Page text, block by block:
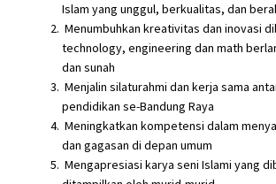
Islam yang unggul, berkualitas, dan
Menumbuhkan kreativitas dan inovasi
technology, engineering dan math
dan sunah
Menjalin silaturahmi dan kerja sama
pendidikan se-Bandung Raya
Meningkatkan kompetensi dalam
dan gagasan di depan umum
Mengapresiasi karya seni Islami yang